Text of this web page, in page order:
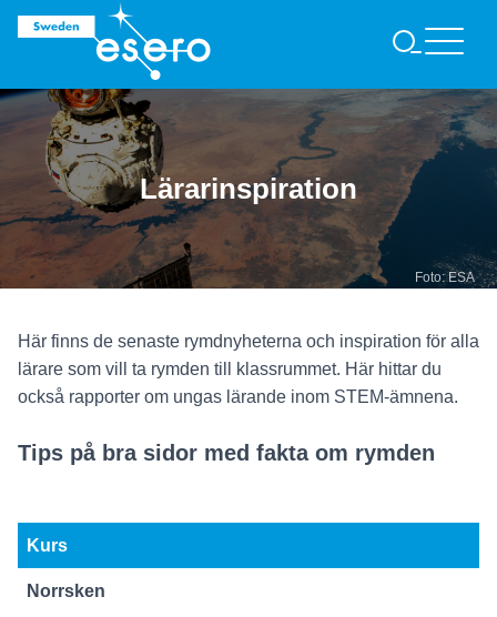
S
K
Lärarinspiration
Foto: ESA
Här finns de senaste rymdnyheterna och inspiration för alla
lärare som vill ta rymden till klassrummet. Här hittar du
också rapporter om ungas lärande inom STEM-ämnena.
Tips på bra sidor med fakta om rymden
Kurs
Norrsken